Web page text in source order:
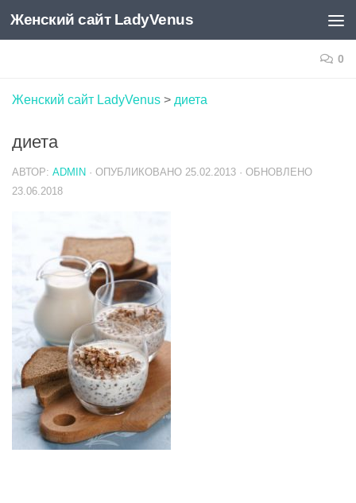
Skip to content
Женский сайт LadyVenus
0
Женский сайт LadyVenus > диета
диета
АВТОР: ADMIN · ОПУБЛИКОВАНО 25.02.2013 · ОБНОВЛЕНО
23.06.2018